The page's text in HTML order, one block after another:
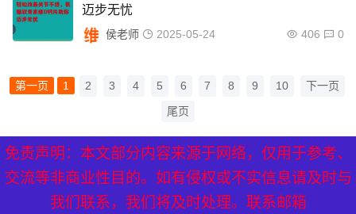
迈步无忧
侯老师 2025-05-24 406 0
第一页 1 2 3 4 5 6 7 8 9 10
下一页
尾页
免责声明：本文部分内容来源于网络，仅用于参考、
交流等非商业性目的。如有侵权或不实信息请及时与
我们联系，我们将及时处理。联系邮箱